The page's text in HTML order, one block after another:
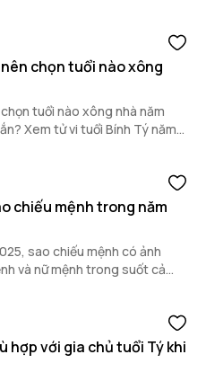
chọn tuổi nào xông
tuổi nào xông nhà năm
Xem tử vi tuổi Bính Tý năm
chiếu mệnh trong năm
sao chiếu mệnh có ảnh
và nữ mệnh trong suốt cả
hợp với gia chủ tuổi Tý khi